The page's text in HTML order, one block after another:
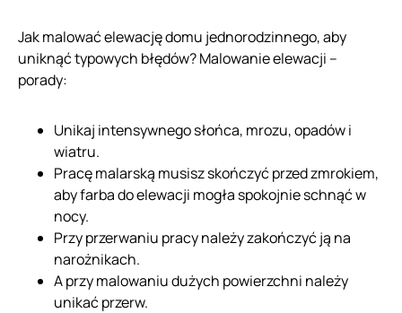
Jak malować elewację domu jednorodzinnego, aby
uniknąć typowych błędów? Malowanie elewacji –
porady:
Unikaj intensywnego słońca, mrozu, opadów i
wiatru.
Pracę malarską musisz skończyć przed zmrokiem,
aby farba do elewacji mogła spokojnie schnąć w
nocy.
Przy przerwaniu pracy należy zakończyć ją na
narożnikach.
A przy malowaniu dużych powierzchni należy
unikać przerw.